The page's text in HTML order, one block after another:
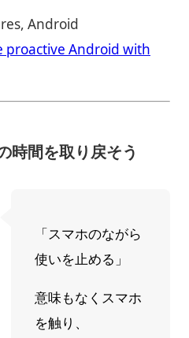
Android
proactive Android with
間を取り戻そう
「スマホのながら
使いを止める」
意味もなくスマホ
を触り、